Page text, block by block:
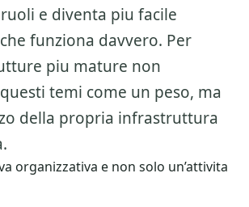
e diventa piu facile
funziona davvero. Per
piu mature non
temi come un peso, ma
della propria infrastruttura
organizzativa e non solo un’attivita